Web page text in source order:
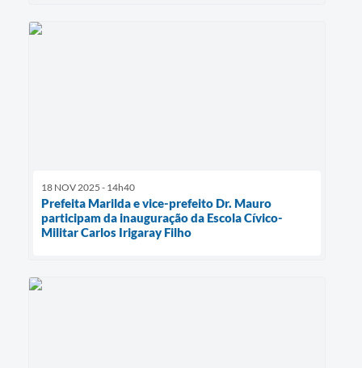
18 NOV 2025 - 14h40
Prefeita Marilda e vice-prefeito Dr. Mauro
participam da inauguração da Escola Cívico-
Militar Carlos Irigaray Filho